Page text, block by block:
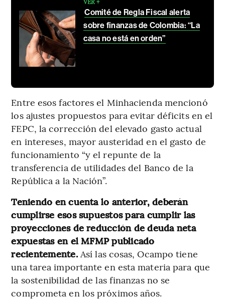
Comité de Regla Fiscal alerta
sobre finanzas de Colombia: “La
casa no está en orden”
Entre esos factores el Minhacienda mencionó
los ajustes propuestos para evitar déficits en el
FEPC, la corrección del elevado gasto actual
en intereses, mayor austeridad en el gasto de
funcionamiento “y el repunte de la
transferencia de utilidades del Banco de la
República a la Nación”.
Teniendo en cuenta lo anterior, deberán
cumplirse esos supuestos para cumplir las
proyecciones de reducción de deuda neta
expuestas en el MFMP publicado
recientemente. Así las cosas, Ocampo tiene
una tarea importante en esta materia para que
la sostenibilidad de las finanzas no se
comprometa en los próximos años.